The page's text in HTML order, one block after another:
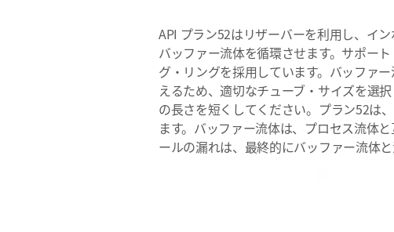
API プラン52はリザーバーを利用し、イ
バッファー流体を循環させます。サポー
グ・リングを採用しています。バッファ
えるため、適切なチューブ・サイズを選
の長さを短くしてください。プラン52は
ます。バッファー流体は、プロセス流体
ールの漏れは、最終的にバッファー流体と